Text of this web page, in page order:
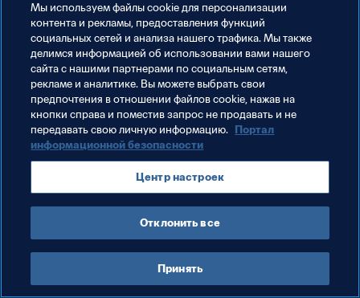
Мы используем файлы сookie для персонализации
контента и рекламы, предоставления функций
социальных сетей и анализа нашего трафика. Мы также
делимся информацией об использовании вами нашего
сайта с нашими партнерами по социальным сетям,
рекламе и аналитике. Вы можете выбрать свои
предпочтения в отношении файлов cookie, нажав на
кнопки справа и поместив запрос не продавать и не
передавать свою личную информацию. Портал
информационной безопасности
Центр настроек
Отклонить все
Принять